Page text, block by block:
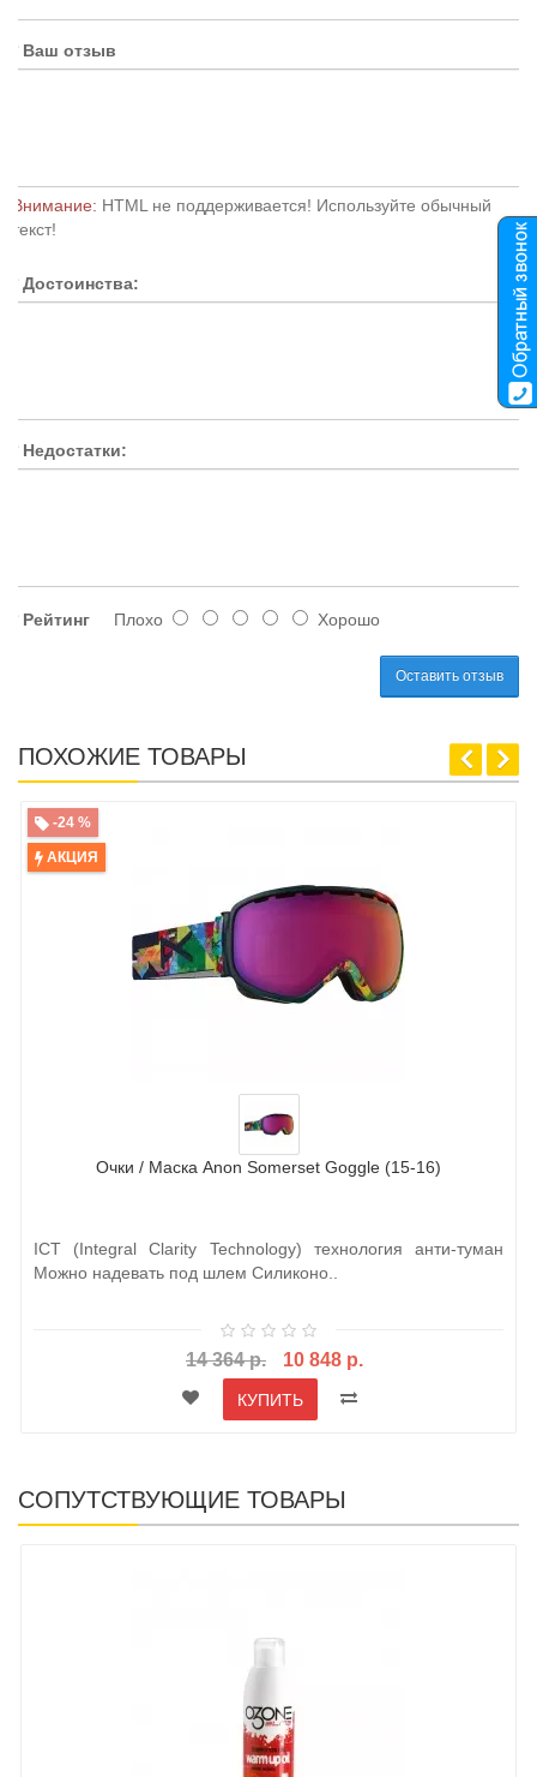
Ваш отзыв
Внимание: HTML не поддерживается! Используйте обычный
текст!
Достоинства:
Недостатки:
Рейтинг Плохо Хорошо
Оставить отзыв
ПОХОЖИЕ ТОВАРЫ
-24 %
АКЦИЯ
Очки / Маска Anon Somerset Goggle (15-16)
ICT (Integral Clarity Technology) технология анти-туман
Можно надевать под шлем Силиконо..
14 364 р. 10 848 р.
КУПИТЬ
СОПУТСТВУЮЩИЕ ТОВАРЫ